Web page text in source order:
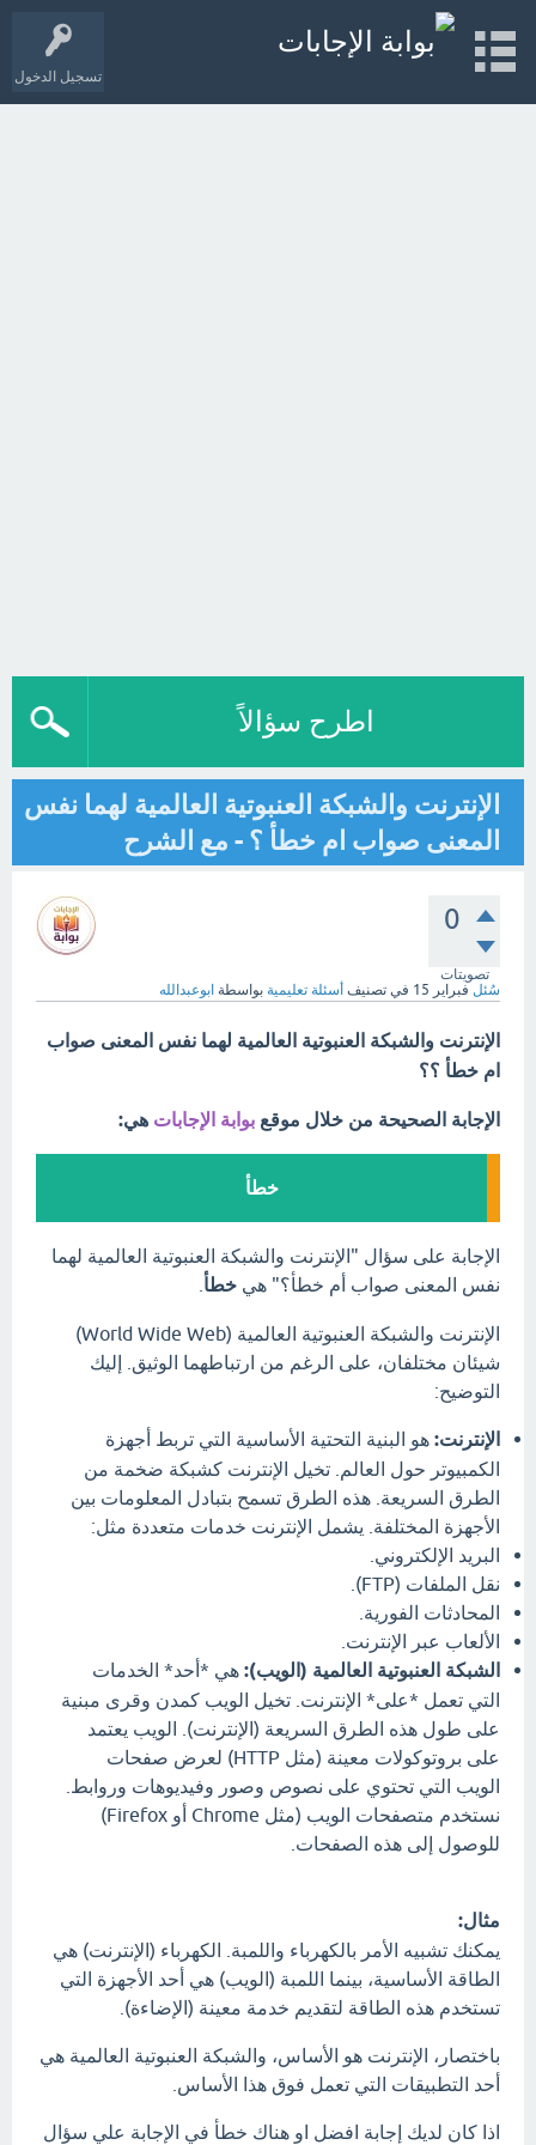
تسجيل الدخول
اطرح سؤالاً
الإنترنت والشبكة العنبوتية العالمية لهما نفس
المعنى صواب ام خطأ ؟ - مع الشرح
0
تصويتات
سُئل فبراير 15 في تصنيف أسئلة تعليمية بواسطة ابوعبدالله
الإنترنت والشبكة العنبوتية العالمية لهما نفس المعنى صواب
ام خطأ ؟؟
الإجابة الصحيحة من خلال موقع بوابة الإجابات هي:
خطأ
الإجابة على سؤال "الإنترنت والشبكة العنبوتية العالمية لهما
نفس المعنى صواب أم خطأ؟" هي خطأ
الإنترنت والشبكة العنبوتية العالمية (World Wide Web)
شيئان مختلفان، على الرغم من ارتباطهما الوثيق. إليك
التوضيح:
الإنترنت: هو البنية التحتية الأساسية التي تربط أجهزة
الكمبيوتر حول العالم. تخيل الإنترنت كشبكة ضخمة من
الطرق السريعة. هذه الطرق تسمح بتبادل المعلومات بين
الأجهزة المختلفة. يشمل الإنترنت خدمات متعددة مثل:
البريد الإلكتروني.
نقل الملفات (FTP).
المحادثات الفورية.
الألعاب عبر الإنترنت.
الشبكة العنبوتية العالمية (الويب): هي *أحد* الخدمات
التي تعمل *على* الإنترنت. تخيل الويب كمدن وقرى مبنية
على طول هذه الطرق السريعة (الإنترنت). الويب يعتمد
على بروتوكولات معينة (مثل HTTP) لعرض صفحات
الويب التي تحتوي على نصوص وصور وفيديوهات وروابط.
نستخدم متصفحات الويب (مثل Chrome أو Firefox)
للوصول إلى هذه الصفحات.
مثال:
يمكنك تشبيه الأمر بالكهرباء واللمبة. الكهرباء (الإنترنت) هي
الطاقة الأساسية، بينما اللمبة (الويب) هي أحد الأجهزة التي
تستخدم هذه الطاقة لتقديم خدمة معينة (الإضاءة).
باختصار، الإنترنت هو الأساس، والشبكة العنبوتية العالمية هي
أحد التطبيقات التي تعمل فوق هذا الأساس.
اذا كان لديك إجابة افضل او هناك خطأ في الإجابة علي سؤال